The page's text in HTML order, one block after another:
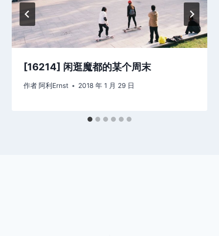
[16214] 闲逛魔都的某个周末
作者 阿利Ernst 2018 年 1 月 29 日